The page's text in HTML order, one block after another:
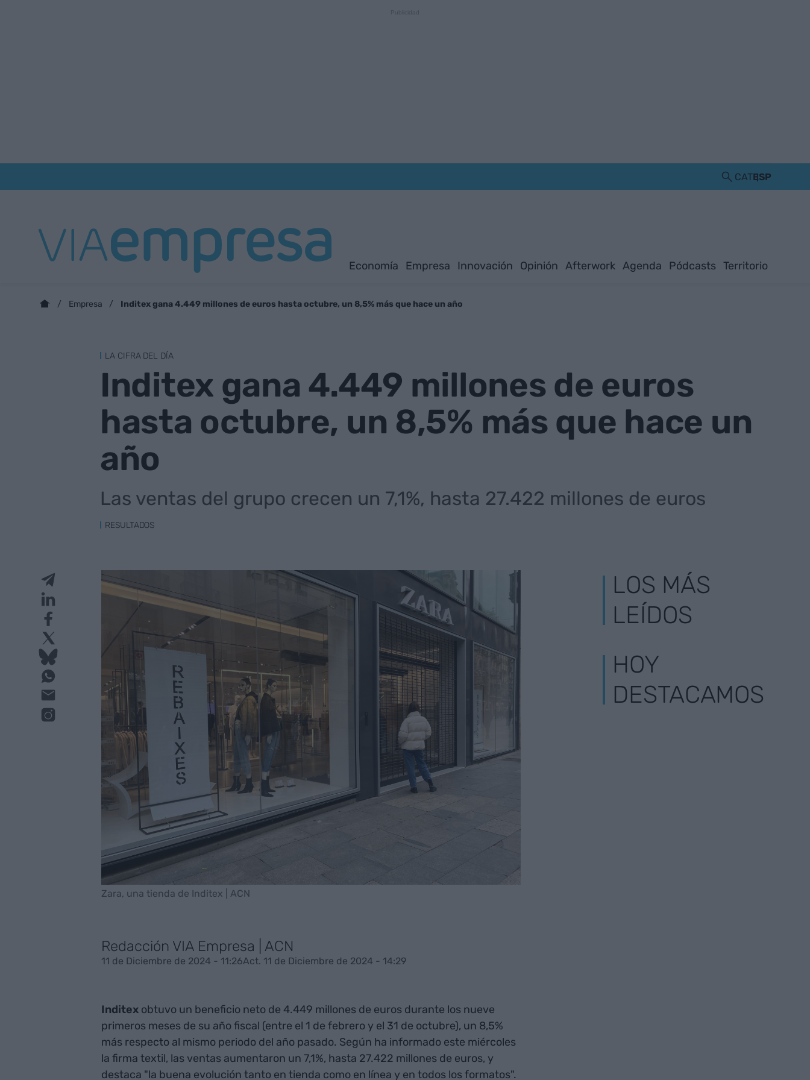
CATESP
Economía Empresa Innovación Opinión Afterwork Agenda Pódcasts Territorio
Empresa Inditex gana 4.449 millones de euros hasta octubre, un 8,5% más que hace un año
LA CIFRA DEL DÍA
Inditex gana 4.449 millones de euros
hasta octubre, un 8,5% más que hace un
año
Las ventas del grupo crecen un 7,1%, hasta 27.422 millones de euros
RESULTADOS
Zara, una tienda de Inditex | ACN
Redacción VIA Empresa | ACN
11 de Diciembre de 2024 - 11:26Act. 11 de Diciembre de 2024 - 14:29
Inditex obtuvo un beneficio neto de 4.449 millones de euros durante los nueve
primeros meses de su año fiscal (entre el 1 de febrero y el 31 de octubre), un 8,5%
más respecto al mismo periodo del año pasado. Según ha informado este miércoles
la firma textil, las ventas aumentaron un 7,1%, hasta 27.422 millones de euros, y
destaca "la buena evolución tanto en tienda como en línea y en todos los formatos".
LOS MÁS
LEÍDOS
HOY
DESTACAMOS